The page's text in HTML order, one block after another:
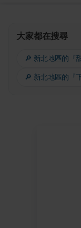
大家都在搜尋
🔎 新北地區的『
🔎 新北地區的『